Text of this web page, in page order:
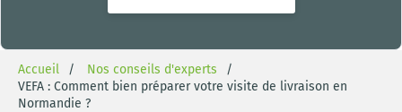
Accueil
Nos conseils d'experts
VEFA : Comment bien préparer votre visite de livraison en
Normandie ?